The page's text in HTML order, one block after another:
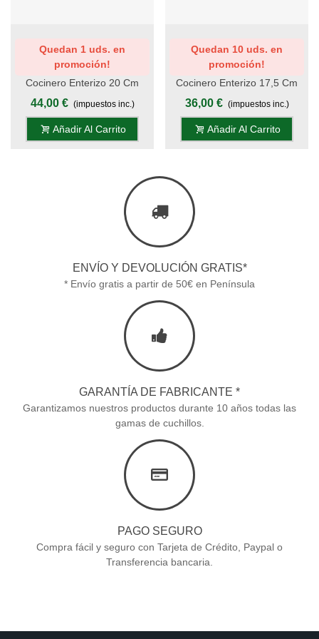
Quedan 1 uds. en
promoción!
Cocinero Enterizo 20 Cm
Titanio Oro - Mango Pom,
44,00 € (impuestos inc.)
Añadir Al Carrito
Quedan 10 uds. en
promoción!
Cocinero Enterizo 17,5 Cm
Titanio Oro - Mango Pom,
36,00 € (impuestos inc.)
Añadir Al Carrito
ENVÍO Y DEVOLUCIÓN GRATIS*
* Envío gratis a partir de 50€ en Península
GARANTÍA DE FABRICANTE *
Garantizamos nuestros productos durante 10 años todas las
gamas de cuchillos.
PAGO SEGURO
Compra fácil y seguro con Tarjeta de Crédito, Paypal o
Transferencia bancaria.